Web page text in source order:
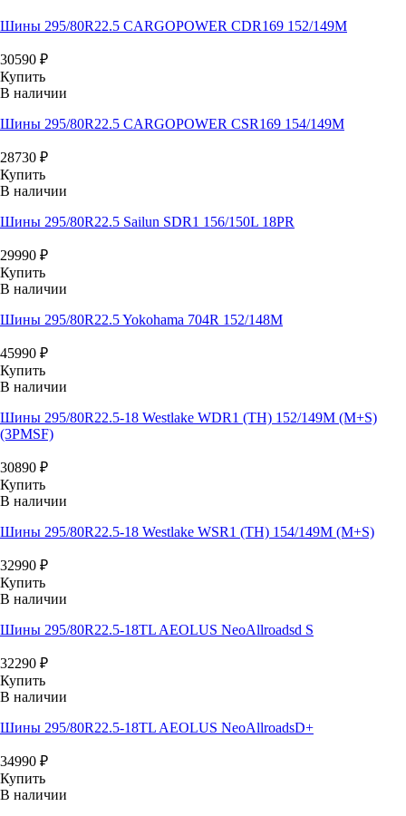
Шины 295/80R22.5 CARGOPOWER CDR169 152/149M
30590 ₽
Купить
В наличии
Шины 295/80R22.5 CARGOPOWER CSR169 154/149M
28730 ₽
Купить
В наличии
Шины 295/80R22.5 Sailun SDR1 156/150L 18PR
29990 ₽
Купить
В наличии
Шины 295/80R22.5 Yokohama 704R 152/148M
45990 ₽
Купить
В наличии
Шины 295/80R22.5-18 Westlake WDR1 (TH) 152/149M (M+S)
(3PMSF)
30890 ₽
Купить
В наличии
Шины 295/80R22.5-18 Westlake WSR1 (TH) 154/149M (M+S)
32990 ₽
Купить
В наличии
Шины 295/80R22.5-18TL AEOLUS NeoAllroadsd S
32290 ₽
Купить
В наличии
Шины 295/80R22.5-18TL AEOLUS NeoAllroadsD+
34990 ₽
Купить
В наличии